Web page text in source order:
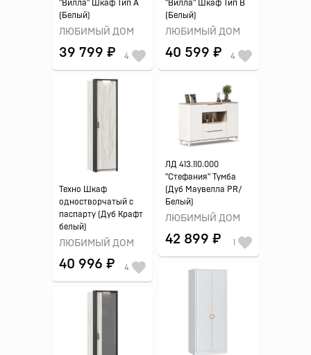
"Вилла" Шкаф Тип A
(Белый)
ЛЮБИМЫЙ ДОМ
39 799 ₽ 4
"Вилла" Шкаф Тип B
(Белый)
ЛЮБИМЫЙ ДОМ
40 599 ₽ 4
Техно Шкаф
одностворчатый с
паспарту (Дуб Крафт
белый)
ЛЮБИМЫЙ ДОМ
40 996 ₽ 4
ЛД 413.110.000
"Стефания" Тумба
(Дуб Маувелла PR/
Белый)
ЛЮБИМЫЙ ДОМ
42 899 ₽ 1